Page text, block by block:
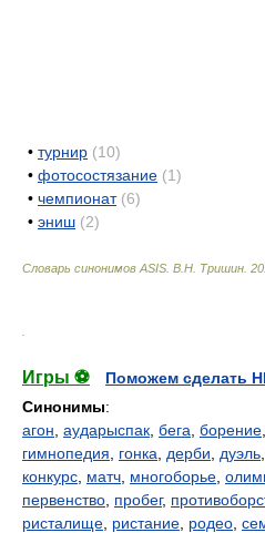
• турнир (10)
• фотосостязание (1)
• чемпионат (6)
• эниш (2)
Словарь синонимов ASIS. В.Н. Тришин
Игры ⚽
Поможем сделать
Синонимы:
агон аударыспак бега борение
гимнопедия
гонка дерби дуэль
конкурс матч многоборье
первенство пробег,
ристалище ристание родео